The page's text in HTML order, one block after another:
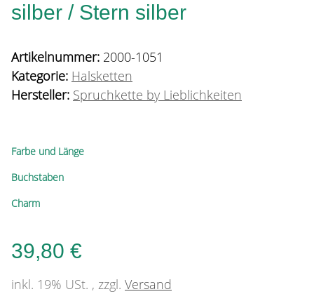
silber / Stern silber
Artikelnummer: 2000-1051
Kategorie: Halsketten
Hersteller: Spruchkette by Lieblichkeiten
Farbe und Länge
Buchstaben
Charm
39,80 €
inkl. 19% USt. , zzgl. Versand